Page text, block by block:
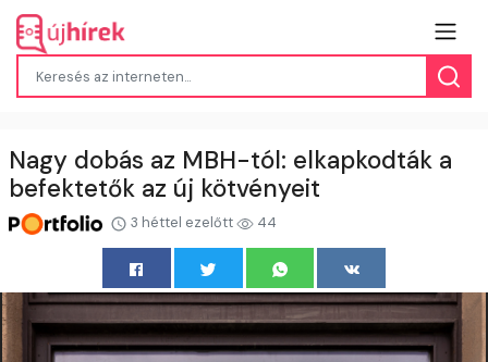
Nagy dobás az MBH-tól: elkapkodták a
befektetők az új kötvényeit
3 héttel ezelőtt 44